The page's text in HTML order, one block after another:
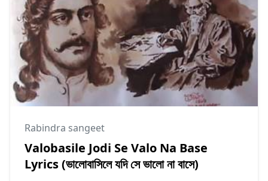
Rabindra sangeet
Valobasile Jodi Se Valo Na Base
Lyrics (ভালোবাসিলে যদি সে ভালো না বাসে)